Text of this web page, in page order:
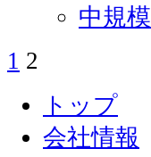
中規模
投
ナ
ビ
1 2
トップ
会社情報